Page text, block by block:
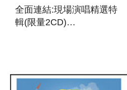
全面連結:現場演唱精選特
輯(限量2CD)